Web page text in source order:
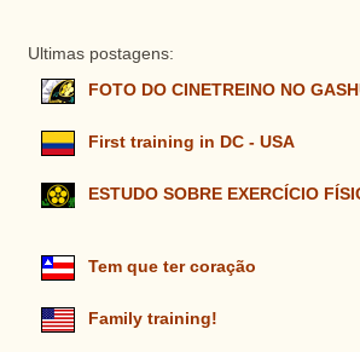
Ultimas postagens:
FOTO DO CINETREINO NO
First training in DC - USA
ESTUDO SOBRE EXERCÍCIO
Tem que ter coração
Family training!